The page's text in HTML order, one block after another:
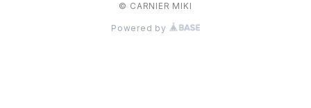
© CARNIER MIKI
Powered by